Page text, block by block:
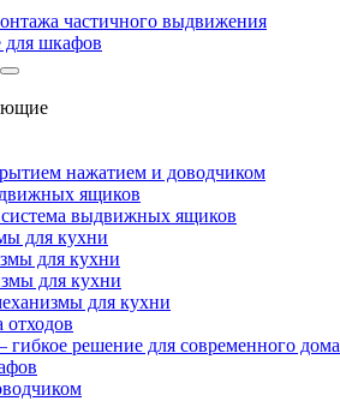
частичного выдвижения
шкафов
нажатием и доводчиком
ящиков
выдвижных ящиков
для кухни
для кухни
для кухни
для кухни
отходов
решение для современного дома